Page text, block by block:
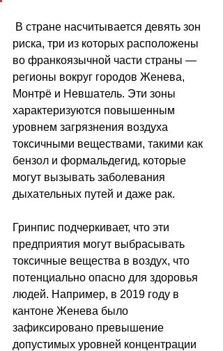
В стране насчитывается девять зон
риска, три из которых расположены
во франкоязычной части страны —
регионы вокруг городов Женева,
Монтрё и Невшатель. Эти зоны
характеризуются повышенным
уровнем загрязнения воздуха
токсичными веществами, такими как
бензол и формальдегид, которые
могут вызывать заболевания
дыхательных путей и даже рак.
Гринпис подчеркивает, что эти
предприятия могут выбрасывать
токсичные вещества в воздух, что
потенциально опасно для здоровья
людей. Например, в 2019 году в
кантоне Женева было
зафиксировано превышение
допустимых уровней концентрации